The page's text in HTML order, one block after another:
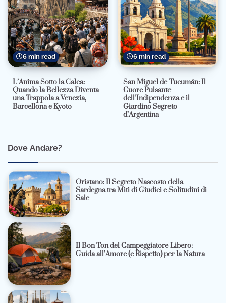
6 min read
L’Anima Sotto la Calca:
Quando la Bellezza Diventa
una Trappola a Venezia,
Barcellona e Kyoto
6 min read
San Miguel de Tucumán: Il
Cuore Pulsante
dell’Indipendenza e il
Giardino Segreto
d’Argentina
Dove Andare?
Oristano: Il Segreto Nascosto della
Sardegna tra Miti di Giudici e Solitudini di
Sale
Il Bon Ton del Campeggiatore Libero:
Guida all’Amore (e Rispetto) per la Natura